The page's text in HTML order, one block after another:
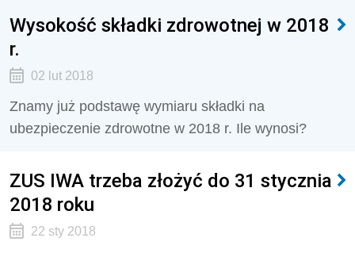
Wysokość składki zdrowotnej w 2018
r.
02 lut 2018
Znamy już podstawę wymiaru składki na
ubezpieczenie zdrowotne w 2018 r. Ile wynosi?
ZUS IWA trzeba złożyć do 31 stycznia
2018 roku
22 sty 2018